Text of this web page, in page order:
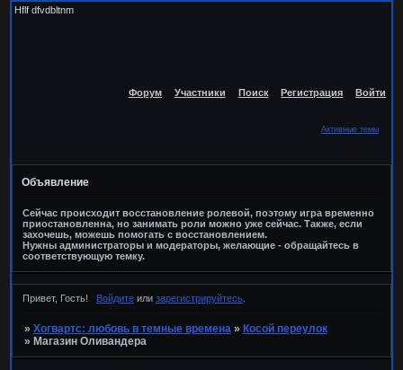
Hflf dfvdbltnm
Форум Участники Поиск Регистрация Войти
Активные темы
Объявление
Сейчас происходит восстановление ролевой, поэтому игра временно
приостановленна, но занимать роли можно уже сейчас. Также, если
захочешь, можешь помогать с восстановлением.
Нужны администраторы и модераторы, желающие - обращайтесь в
соответствующую темку.
Привет, Гость! Войдитеили зарегистрируйтесь.
» Хогвартс: любовь в темные времена » Косой переулок
» Магазин Оливандера